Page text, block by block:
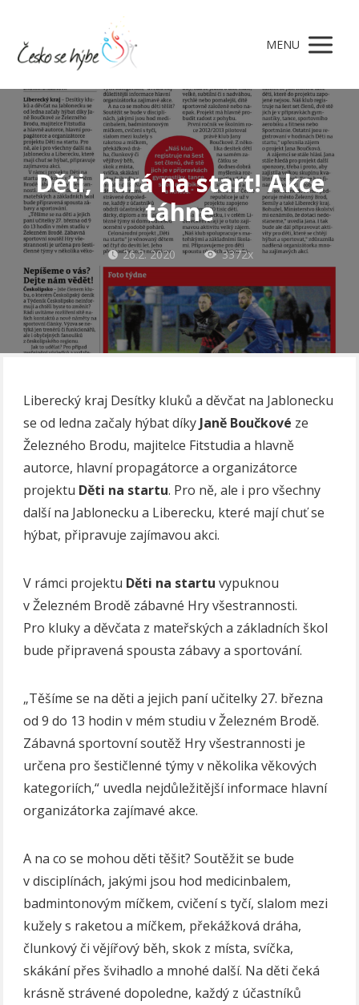
MENU
Děti, hurá na start! Akce
táhne
26.2. 2020 3372x
Liberecký kraj Desítky kluků a děvčat na Jablonecku
se od ledna začaly hýbat díky Janě Boučkové ze
Železného Brodu, majitelce Fitstudia a hlavně
autorce, hlavní propagátorce a organizátorce
projektu Děti na startu. Pro ně, ale i pro všechny
další na Jablonecku a Liberecku, které mají chuť se
hýbat, připravuje zajímavou akci.
V rámci projektu Děti na startu vypuknou
v Železném Brodě zábavné Hry všestrannosti.
Pro kluky a děvčata z mateřských a základních škol
bude připravená spousta zábavy a sportování.
„Těšíme se na děti a jejich paní učitelky 27. března
od 9 do 13 hodin v mém studiu v Železném Brodě.
Zábavná sportovní soutěž Hry všestrannosti je
určena pro šestičlenné týmy v několika věkových
kategoriích,“ uvedla nejdůležitější informace hlavní
organizátorka zajímavé akce.
A na co se mohou děti těšit? Soutěžit se bude
v disciplínách, jakými jsou hod medicinbalem,
badmintonovým míčkem, cvičení s tyčí, slalom mezi
kužely s raketou a míčkem, překážková dráha,
člunkový či vějířový běh, skok z místa, svíčka,
skákání přes švihadlo a mnohé další. Na děti čeká
krásně strávené dopoledne, každý z účastníků